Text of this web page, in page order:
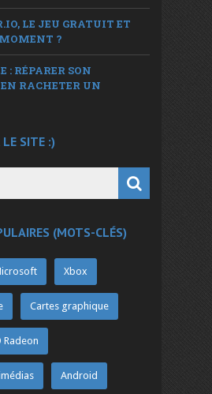
LE JEU GRATUIT ET
?
: RÉPARER SON
RACHETER UN
LE SITE :)
(MOTS-CLÉS)
Xbox
Cartes graphique
Radeon
Android